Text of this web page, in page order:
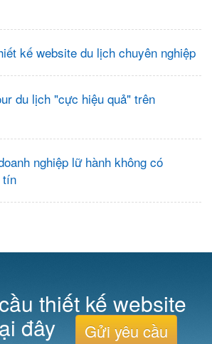
kế website du lịch chuyên nghiệp
du lịch "cực hiệu quả" trên
nghiệp lữ hành không có
tín
thiết kế website
đây Gửi yêu cầu